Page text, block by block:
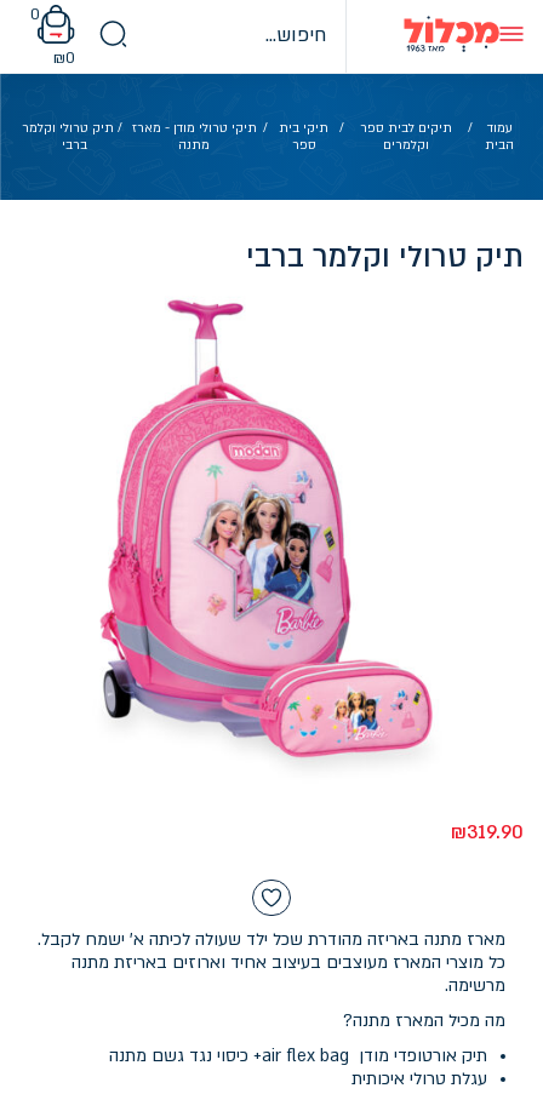
content
0
₪0
עמוד
הבית
/
תיקים לבית ספר
וקלמרים
/
תיקי בית
ספר
/ תיקי טרולי מודן - מארז
מתנה
/ תיק טרולי וקלמר
ברבי
תיק טרולי וקלמר ברבי
₪319.90
מארז מתנה באריזה מהודרת שכל ילד שעולה לכיתה א' ישמח לקבל.
כל מוצרי המארז מעוצבים בעיצוב אחיד וארוזים באריזת מתנה
מרשימה.
מה מכיל המארז מתנה?
תיק אורטופדי מודן air flex bag+ כיסוי נגד גשם מתנה
עגלת טרולי איכותית